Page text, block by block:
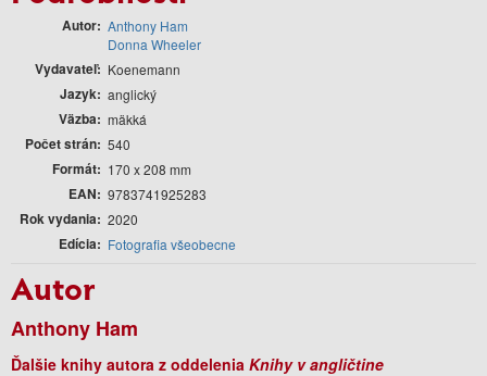
Autor Anthony Ham
Donna Wheeler
Vydavateľ Koenemann
Jazyk anglický
Väzba mäkká
Počet strán 540
Formát 170 x 208 mm
EAN 9783741925283
Rok vydania 2020
Edícia Fotografia všeobecne
Autor
Anthony Ham
Ďalšie knihy autora z oddelenia Knihy v angličtine